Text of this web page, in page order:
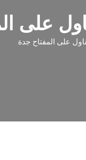
على
على المفتاح جدة